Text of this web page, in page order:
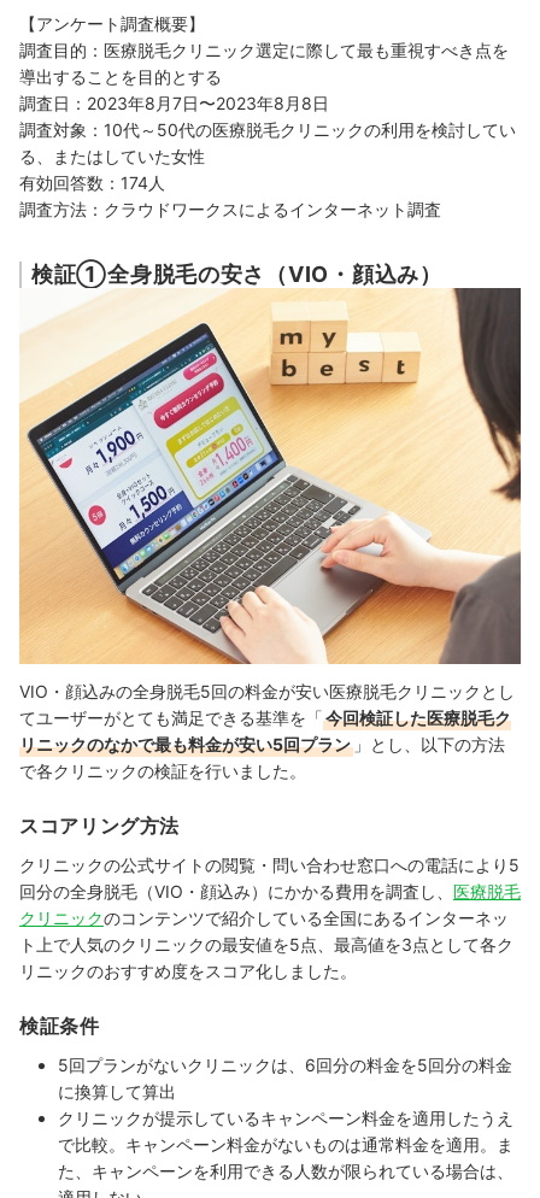
【アンケート調査概要】
調査目的：医療脱毛クリニック選定に際して最も重視すべき点を
導出することを目的とする
調査日：2023年8月7日〜2023年8月8日
調査対象：10代～50代の医療脱毛クリニックの利用を検討してい
る、またはしていた女性
有効回答数：174人
調査方法：クラウドワークスによるインターネット調査
検証①全身脱毛の安さ（VIO・顔込み）
VIO・顔込みの全身脱毛5回の料金が安い医療脱毛クリニックとし
てユーザーがとても満足できる基準を「今回検証した医療脱毛ク
リニックのなかで最も料金が安い5回プラン 」とし、以下の方法
で各クリニックの検証を行いました。
スコアリング方法
クリニックの公式サイトの閲覧・問い合わせ窓口への電話により5
回分の全身脱毛（VIO・顔込み）にかかる費用を調査し、 医療脱毛
クリニックのコンテンツで紹介している全国にあるインターネッ
ト上で人気のクリニックの最安値を5点、最高値を3点として各ク
リニックのおすすめ度をスコア化しました。
検証条件
5回プランがないクリニックは、6回分の料金を5回分の料金
に換算して算出
クリニックが提示しているキャンペーン料金を適用したうえ
で比較。キャンペーン料金がないものは通常料金を適用。ま
た、キャンペーンを利用できる人数が限られている場合は、